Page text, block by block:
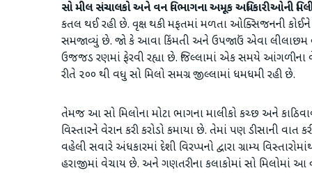
સો મીલ સંચાલકો અને વન વિભાગના અમૂક અધિકારીઓની
કતલ થઈ રહી છે. વૃક્ષ થકી મફતમાં મળતા ઓક્સિજનની
સમજાવ્યું છે. જો કે આવા કિંમતી અને ઉપજાઉં એવા લીલાછમ
ઉજજડ રણમાં ફેરવી રહ્યા છે. જિલ્લામાં એક સમયે
રીતે ૨૦૦ થી વધુ સો મિલો સમગ્ર જીલ્લામાં ધમધમી રહી છે.
તેમજ આ સો મિલોના મોટા ભાગના માલીકો કચ્છ અને
વિસ્તારને વેરાન કરી કરોડો કમાયા છે. તેમાં પણ ડીસાની
વહેલી સવારે અંધકારમાં દેશી વિરપ્પનો દ્વારા ગ્રામ્ય
હરાજીમાં વેચાય છે. અને ગણતરીના કલાકોમાં સો મિલોમાં